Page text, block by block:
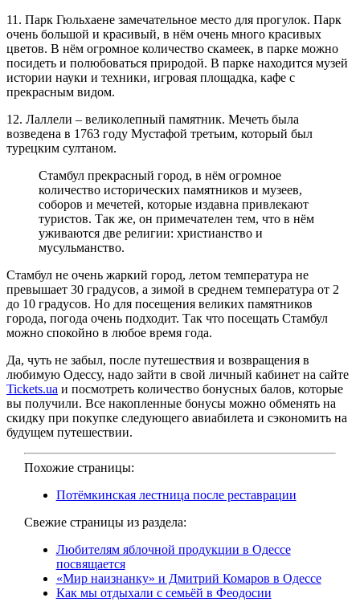
11. Парк Гюльхаене замечательное место для прогулок. Парк
очень большой и красивый, в нём очень много красивых
цветов. В нём огромное количество скамеек, в парке можно
посидеть и полюбоваться природой. В парке находится музей
истории науки и техники, игровая площадка, кафе с
прекрасным видом.
12. Лаллели – великолепный памятник. Мечеть была
возведена в 1763 году Мустафой третьим, который был
турецким султаном.
Стамбул прекрасный город, в нём огромное
количество исторических памятников и музеев,
соборов и мечетей, которые издавна привлекают
туристов. Так же, он примечателен тем, что в нём
уживаются две религии: христианство и
мусульманство.
Стамбул не очень жаркий город, летом температура не
превышает 30 градусов, а зимой в среднем температура от 2
до 10 градусов. Но для посещения великих памятников
города, погода очень подходит. Так что посещать Стамбул
можно спокойно в любое время года.
Да, чуть не забыл, после путешествия и возвращения в
любимую Одессу, надо зайти в свой личный кабинет на сайте
Tickets.ua и посмотреть количество бонусных балов, которые
вы получили. Все накопленные бонусы можно обменять на
скидку при покупке следующего авиабилета и сэкономить на
будущем путешествии.
Похожие страницы:
Потёмкинская лестница после реставрации
Свежие страницы из раздела:
Любителям яблочной продукции в Одессе
посвящается
«Мир наизнанку» и Дмитрий Комаров в Одессе
Как мы отдыхали с семьёй в Феодосии